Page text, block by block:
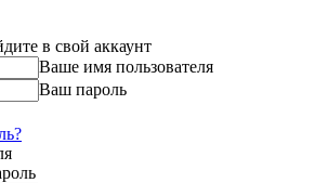
в свой аккаунт
Ваше имя пользователя
Ваш пароль